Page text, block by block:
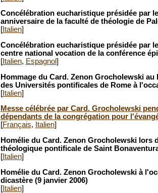
Concélébration eucharistique présidée par
anniversaire de la faculté de théologie de
[Italien]
Concélébration eucharistique présidée par
centre national vocation de la conférence
[Italien, Espagnol]
Hommage du Card. Zenon Grocholewski
des Universités pontificales de Rome à
[Italien]
Messe célébrée par Card. Grocholewski
dépendants de la congrégation pour
[Français, Italien]
Homélie du Card. Zenon Grocholewski lors
théologique pontificale de Saint
[Italien]
Homélie du Card. Zenon Grocholewski à
dicastère (9 janvier 2006)
[Italien]